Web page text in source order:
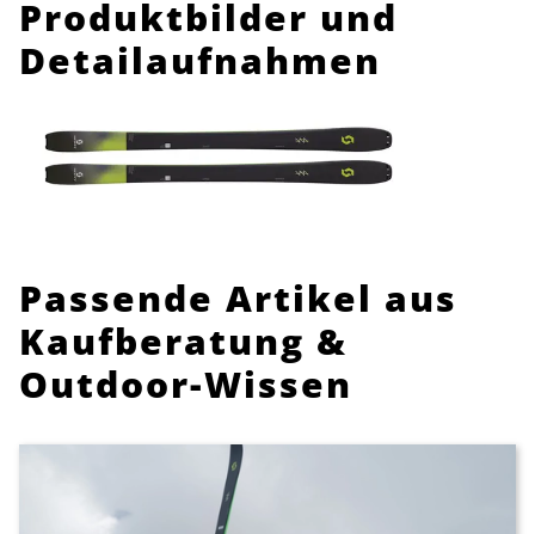
Produktbilder und
Detailaufnahmen
Passende Artikel aus
Kaufberatung &
Outdoor-Wissen